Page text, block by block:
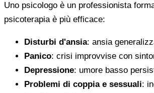
Uno psicologo è un professionista
psicoterapia è più efficace:
Disturbi d'ansia: ansia
Panico: crisi improvvise con
Depressione: umore basso
Problemi di coppia e sessuali: